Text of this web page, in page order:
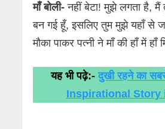
माँ बोली- नहीं बेटा! मुझे लगता है, मैं
बन गई हूँ, इसलिए तुम मुझे यहाँ से
मौका पाकर पत्नी ने माँ की हाँ में हाँ
यह भी पढ़े:- दुखी रहने का
Inspirational Story